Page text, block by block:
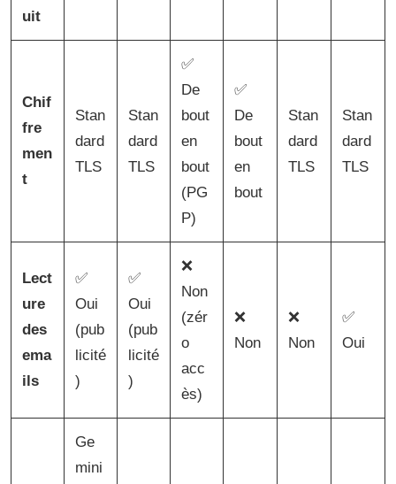
uit
Chif
fre
men
t
Stan
dard
TLS
Stan
dard
TLS
✅
De
bout
en
bout
(PG
P)
✅
De
bout
en
bout
Stan
dard
TLS
Stan
dard
TLS
Lect
ure
des
ema
ils
✅
Oui
(pub
licité
)
✅
Oui
(pub
licité
)
❌
Non
(zér
o
acc
ès)
❌
Non
❌
Non
✅
Oui
Ge
mini